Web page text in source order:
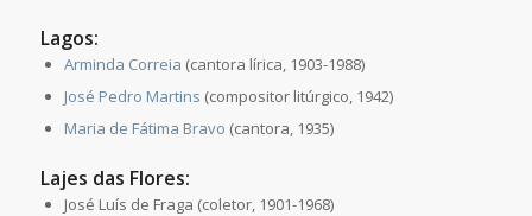
Lagos:
Arminda Correia (cantora lírica, 1903-1988)
José Pedro Martins (compositor litúrgico, 1942)
Maria de Fátima Bravo (cantora, 1935)
Lajes das Flores:
José Luís de Fraga (coletor, 1901-1968)